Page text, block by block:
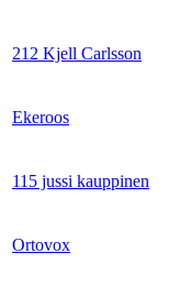
212 Kjell Carlsson
Ekeroos
115 jussi kauppinen
Ortovox